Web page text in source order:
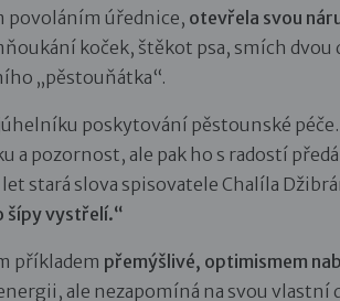
povoláním úřednice, otevřela svou
koček, štěkot psa, smích dvou
„pěstouňátka“.
poskytování pěstounské péče.
a pozornost, ale pak ho s radostí
stará slova spisovatele Chalíla
šípy vystřelí.“
příkladem přemýšlivé, optimismem
ale nezapomíná na svou vlastní